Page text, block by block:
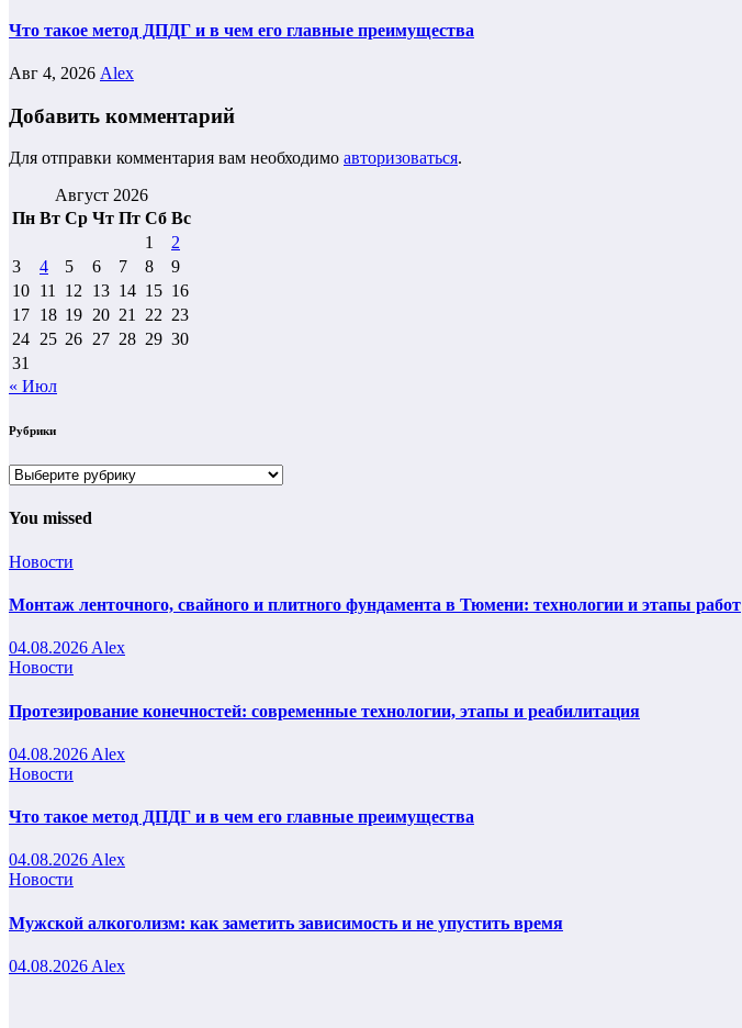
Что такое метод ДПДГ и в чем его главные преимущества
Авг 4, 2026 Alex
Добавить комментарий
Для отправки комментария вам необходимо авторизоваться.
Август 2026
Пн Вт Ср Чт Пт Сб Вс
1
2
3
4 5 6 7 8
9
10 11 12 13 14 15 16
17 18 19 20 21 22 23
24 25 26 27 28 29 30
31
« Июл
Рубрики
Рубрики
You missed
Новости
Монтаж ленточного, свайного и плитного фундамента в Тюмени: технологии и этапы работ
04.08.2026 Alex
Новости
Протезирование конечностей: современные технологии, этапы и реабилитация
04.08.2026 Alex
Новости
Что такое метод ДПДГ и в чем его главные преимущества
04.08.2026 Alex
Новости
Мужской алкоголизм: как заметить зависимость и не упустить время
04.08.2026 Alex